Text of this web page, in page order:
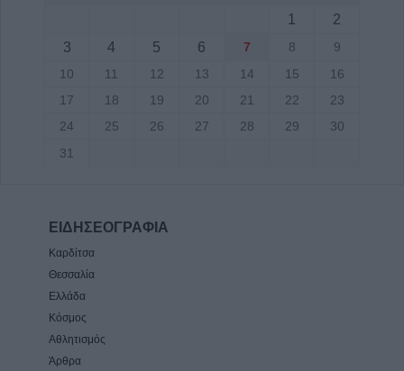
1
2
3
4 5 6 7 8
9
10
11 12 13 14 15
16
17
18 19 20 21 22
23
24
25 26 27 28 29
30
31
ΕΙΔΗΣΕΟΓΡΑΦΙΑ
Καρδίτσα
Θεσσαλία
Ελλάδα
Κόσμος
Αθλητισμός
Άρθρα